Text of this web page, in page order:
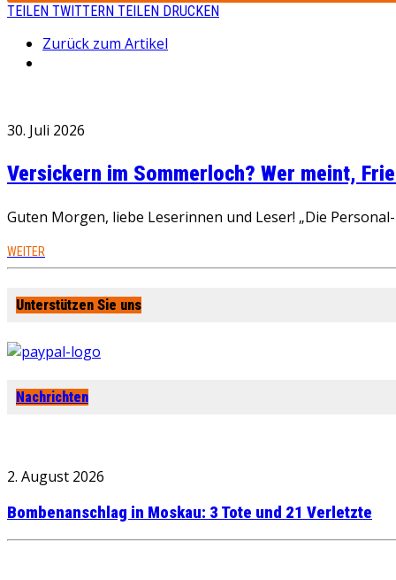
TEILEN TWITTERN TEILEN DRUCKEN
Zurück zum Artikel
30. Juli 2026
Versickern im Sommerloch? Wer meint,
Guten Morgen, liebe Leserinnen und Leser! „Die
WEITER
Unterstützen Sie uns
Nachrichten
2. August 2026
Bombenanschlag in Moskau: 3 Tote und 21 Verletzte